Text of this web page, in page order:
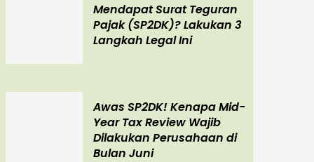
Mendapat Surat Teguran
Pajak (SP2DK)? Lakukan 3
Langkah Legal Ini
Awas SP2DK! Kenapa Mid-
Year Tax Review Wajib
Dilakukan Perusahaan di
Bulan Juni